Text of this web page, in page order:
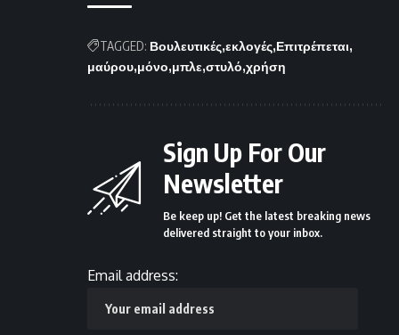
TAGGED: Βουλευτικές εκλογές Επιτρέπεται
μαύρου μόνο μπλε στυλό χρήση
Sign Up For Our
Newsletter
Be keep up! Get the latest breaking news
delivered straight to your inbox.
Email address: